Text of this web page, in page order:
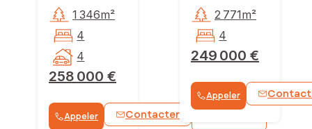
258 000 €
1 346m²
4
4
Appeler Contacter
249 000 €
2 771m²
4
Appeler